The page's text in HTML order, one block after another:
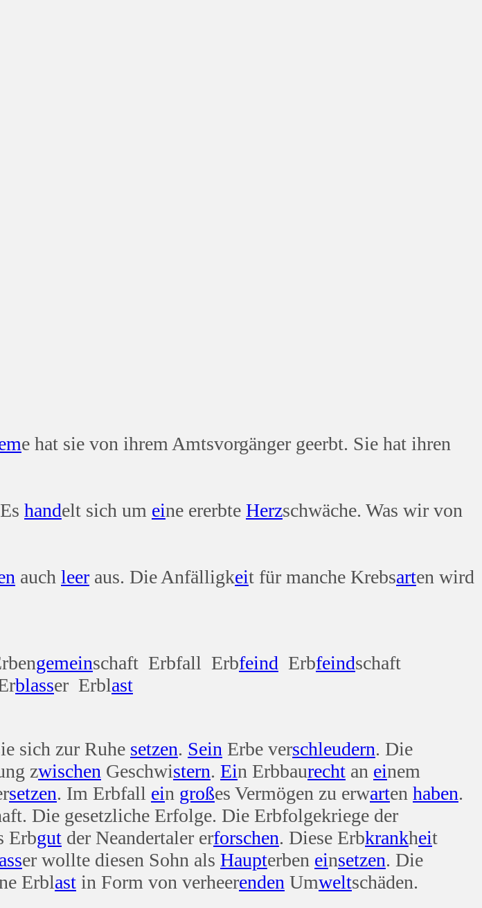
e hat sie von ihrem Amtsvorgänger geerbt. Sie hat ihren
handelt sich um eine ererbte Herzschwäche. Was wir von
auch leer aus. Die Anfälligkeit für manche Krebsarten wird
gemeinschaft Erbfall Erbfeind Erbfeindschaft
blasser Erblast
sich zur Ruhe setzen. Sein Erbe verschleudern. Die
zwischen Geschwistern. Ein Erbbaurecht an einem
setzen. Im Erbfall ein großes Vermögen zu erwarten haben.
Die gesetzliche Erfolge. Die Erbfolgekriege der
Erbgut der Neandertaler erforschen. Diese Erbkrankheit
er wollte diesen Sohn als Haupterben einsetzen. Die
Erblast in Form von verheerenden Umweltschäden.